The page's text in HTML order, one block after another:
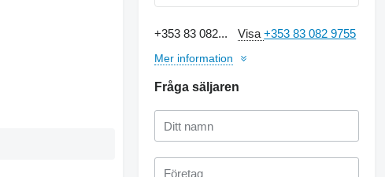
+353 83 082... Visa+353 83 082 9755
Mer information
Fråga säljaren